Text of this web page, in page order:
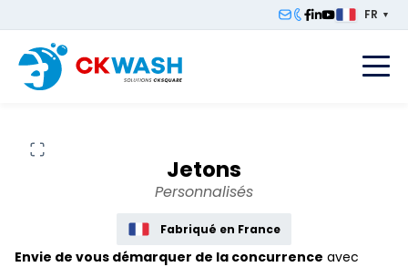
FR ▼
Jetons
Personnalisés
Fabriqué en France
Envie de vous démarquer de la concurrence avec